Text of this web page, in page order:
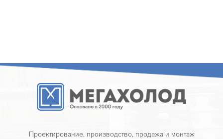
Проектирование, производство, продажа и монтаж